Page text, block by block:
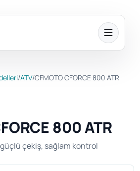
/ATV/CFMOTO CFORCE 800 ATR
800 ATR
çekiş, sağlam kontrol